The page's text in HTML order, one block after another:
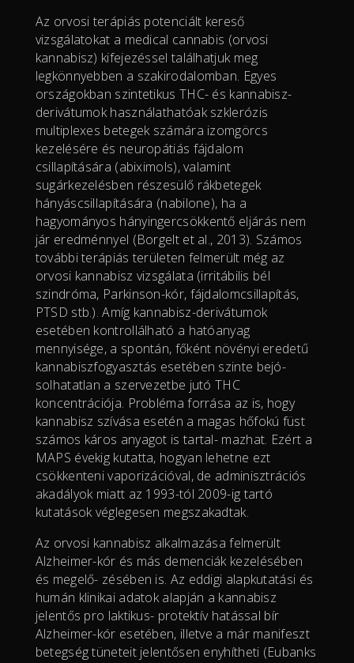
Az orvosi terápiás potenciált kereső
vizsgálatokat a medical cannabis (orvosi
kannabisz) kifejezéssel találhatjuk meg
legkönnyebben a szakirodalomban. Egyes
országokban szintetikus THC- és kannabisz-
derivátumok használathatóak szklerózis
multiplexes betegek számára izomgörcs
kezelésére és neuropátiás fájdalom
csillapítására (abiximols), valamint
sugárkezelésben részesülő rákbetegek
hányáscsillapítására (nabilone), ha a
hagyományos hányingercsökkentő eljárás nem
jár eredménnyel (Borgelt et al., 2013). Számos
további terápiás területen felmerült még az
orvosi kannabisz vizsgálata (irritábilis bél
szindróma, Parkinson-kór, fájdalomcsillapítás,
PTSD stb.). Amíg kannabisz-derivátumok
esetében kontrollálható a hatóanyag
mennyisége, a spontán, főként növényi eredetű
kannabiszfogyasztás esetében szinte bejó-
solhatatlan a szervezetbe jutó THC
koncentrációja. Probléma forrása az is, hogy
kannabisz szívása esetén a magas hőfokú füst
számos káros anyagot is tartal- mazhat. Ezért a
MAPS évekig kutatta, hogyan lehetne ezt
csökkenteni vaporizációval, de adminisztrációs
akadályok miatt az 1993-tól 2009-ig tartó
kutatások véglegesen megszakadtak.
Az orvosi kannabisz alkalmazása felmerült
Alzheimer-kór és más demenciák kezelésében
és megelő- zésében is. Az eddigi alapkutatási és
humán klinikai adatok alapján a kannabisz
jelentős pro laktikus- protektív hatással bír
Alzheimer-kór esetében, illetve a már manifeszt
betegség tüneteit jelentősen enyhítheti (Eubanks